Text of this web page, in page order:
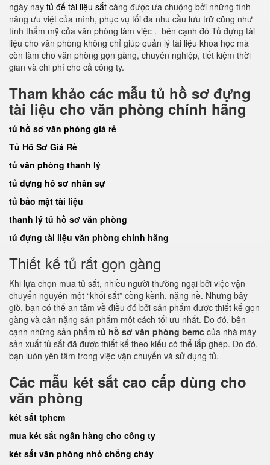
ngày nay tủ để tài liệu sắt càng được ưa chuộng bởi những tính
năng ưu việt của mình, phục vụ tối đa nhu cầu lưu trữ cũng như
tính thẩm mỹ của văn phòng làm việc . bên cạnh đó Tủ đựng tài
liệu cho văn phòng không chỉ giúp quản lý tài liệu khoa học mà
còn làm cho văn phòng gọn gàng, chuyên nghiệp, tiết kiệm thời
gian và chi phí cho cả công ty.
Tham khảo các mẫu tủ hồ sơ đựng
tài liệu cho văn phòng chính hãng
tủ hồ sơ văn phòng giá rẻ
Tủ Hồ Sơ Giá Rẻ
tủ văn phòng thanh lý
tủ đựng hồ sơ nhân sự
tủ bảo mật tài liệu
thanh lý tủ hồ sơ văn phòng
tủ đựng tài liệu văn phòng chính hãng
Thiết kế tủ rất gọn gàng
Khi lựa chọn mua tủ sắt, nhiều người thường ngại bởi việc vận
chuyển nguyên một “khối sắt” cồng kềnh, nặng nề. Nhưng bây
giờ, bạn có thể an tâm về điều đó bởi sản phẩm được thiết kế gọn
gàng và cân nặng sản phẩm một cách tối ưu nhất. Do đó, bên
cạnh những sản phẩm tủ hồ sơ văn phòng bemc của nhà máy
sản xuất tủ sắt đã được thiết kế theo kiểu có thể lắp ghép. Do đó,
bạn luôn yên tâm trong việc vận chuyển và sử dụng tủ.
Các mẫu két sắt cao cấp dùng cho
văn phòng
két sắt tphcm
mua két sắt ngân hàng cho công ty
két sắt văn phòng nhỏ chống cháy